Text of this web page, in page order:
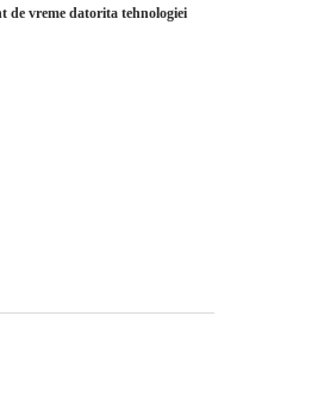
de vreme datorita tehnologiei